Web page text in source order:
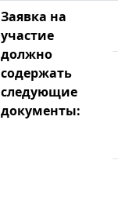
Заявка на
участие
должно
содержать
следующие
документы: